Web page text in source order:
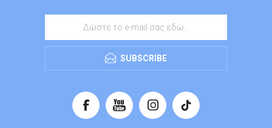
SUBSCRIBE